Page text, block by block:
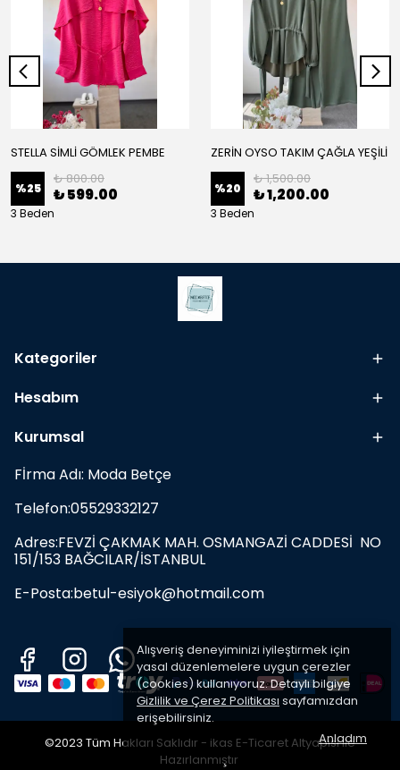
Alışveriş deneyiminizi iyileştirmek için
yasal düzenlemelere uygun çerezler
(cookies) kullanıyoruz. Detaylı bilgiye
Gizlilik ve Çerez Politikası sayfamızdan
erişebilirsiniz.
Anladım
STELLA SİMLİ GÖMLEK PEMBE
%25
₺ 800.00
₺ 599.00
3 Beden
ZERİN OYSO TAKIM ÇAĞLA YEŞİLİ
%20
₺ 1,500.00
₺ 1,200.00
3 Beden
Kategoriler
Hesabım
Kurumsal
Fİrma Adı: Moda Betçe
Telefon:05529332127
Adres:FEVZİ ÇAKMAK MAH. OSMANGAZİ CADDESİ NO
151/153 BAĞCILAR/İSTANBUL
E-Posta:betul-esiyok@hotmail.com
©2023 Tüm Hakları Saklıdır - ikas E-TicaretAltyapısı ile
Hazırlanmıştır